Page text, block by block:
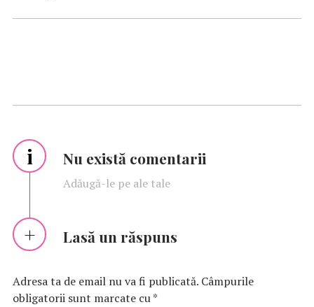
i Nu există comentarii
Adăugă-le pe ale tale
Lasă un răspuns
Adresa ta de email nu va fi publicată. Câmpurile
obligatorii sunt marcate cu*